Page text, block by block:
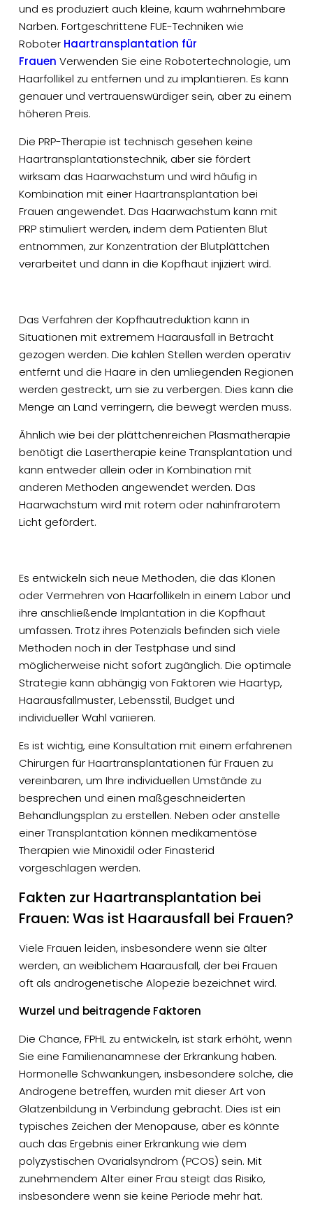
und es produziert auch kleine, kaum wahrnehmbare
Narben. Fortgeschrittene FUE-Techniken wie
Roboter Haartransplantation für
Frauen Verwenden Sie eine Robotertechnologie, um
Haarfollikel zu entfernen und zu implantieren. Es kann
genauer und vertrauenswürdiger sein, aber zu einem
höheren Preis.
Die PRP-Therapie ist technisch gesehen keine
Haartransplantationstechnik, aber sie fördert
wirksam das Haarwachstum und wird häufig in
Kombination mit einer Haartransplantation bei
Frauen angewendet. Das Haarwachstum kann mit
PRP stimuliert werden, indem dem Patienten Blut
entnommen, zur Konzentration der Blutplättchen
verarbeitet und dann in die Kopfhaut injiziert wird.
Das Verfahren der Kopfhautreduktion kann in
Situationen mit extremem Haarausfall in Betracht
gezogen werden. Die kahlen Stellen werden operativ
entfernt und die Haare in den umliegenden Regionen
werden gestreckt, um sie zu verbergen. Dies kann die
Menge an Land verringern, die bewegt werden muss.
Ähnlich wie bei der plättchenreichen Plasmatherapie
benötigt die Lasertherapie keine Transplantation und
kann entweder allein oder in Kombination mit
anderen Methoden angewendet werden. Das
Haarwachstum wird mit rotem oder nahinfrarotem
Licht gefördert.
Es entwickeln sich neue Methoden, die das Klonen
oder Vermehren von Haarfollikeln in einem Labor und
ihre anschließende Implantation in die Kopfhaut
umfassen. Trotz ihres Potenzials befinden sich viele
Methoden noch in der Testphase und sind
möglicherweise nicht sofort zugänglich. Die optimale
Strategie kann abhängig von Faktoren wie Haartyp,
Haarausfallmuster, Lebensstil, Budget und
individueller Wahl variieren.
Es ist wichtig, eine Konsultation mit einem erfahrenen
Chirurgen für Haartransplantationen für Frauen zu
vereinbaren, um Ihre individuellen Umstände zu
besprechen und einen maßgeschneiderten
Behandlungsplan zu erstellen. Neben oder anstelle
einer Transplantation können medikamentöse
Therapien wie Minoxidil oder Finasterid
vorgeschlagen werden.
Fakten zur Haartransplantation bei
Frauen: Was ist Haarausfall bei Frauen?
Viele Frauen leiden, insbesondere wenn sie älter
werden, an weiblichem Haarausfall, der bei Frauen
oft als androgenetische Alopezie bezeichnet wird.
Wurzel und beitragende Faktoren
Die Chance, FPHL zu entwickeln, ist stark erhöht, wenn
Sie eine Familienanamnese der Erkrankung haben.
Hormonelle Schwankungen, insbesondere solche, die
Androgene betreffen, wurden mit dieser Art von
Glatzenbildung in Verbindung gebracht. Dies ist ein
typisches Zeichen der Menopause, aber es könnte
auch das Ergebnis einer Erkrankung wie dem
polyzystischen Ovarialsyndrom (PCOS) sein. Mit
zunehmendem Alter einer Frau steigt das Risiko,
insbesondere wenn sie keine Periode mehr hat.